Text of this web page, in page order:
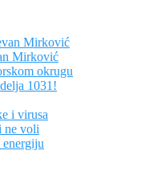
Mirković
Mirković
okrugu
1031!
i virusa
ne voli
energiju